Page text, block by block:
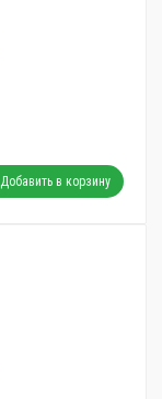
Добавить в корзину